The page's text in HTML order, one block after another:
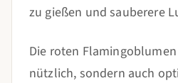
zu gießen und sauberere
Die roten
nützlich, sondern auch